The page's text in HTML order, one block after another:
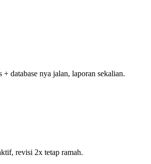
+ database nya jalan, laporan sekalian.
revisi 2x tetap ramah.